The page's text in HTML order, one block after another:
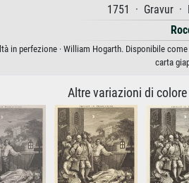
1751 · Gravur ·
in perfezione · William Hogarth. Disponibile
carta
Altre variazioni di